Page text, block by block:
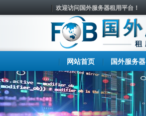
欢迎访问国外服务器租用平台！
网站首页 国外服务器